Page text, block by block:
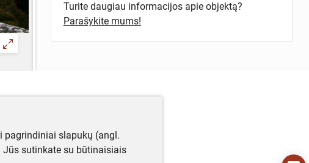
Turite daugiau informacijos apie objektą?
Parašykite mums!
pagrindiniai slapukų (angl.
sutinkate su būtinaisiais